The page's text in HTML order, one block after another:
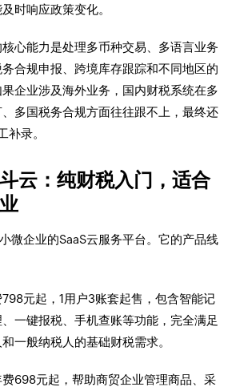
时响应政策变化。
核心能力是处理多币种交易、多语言业务
合规申报、跨境库存跟踪和不同地区的
企业涉及海外业务，国内财税系统在多
多国税务合规方面往往跟不上，最终还
补录。
云：纯财税入门，适合
微企业的SaaS云服务平台。它的产品线
元起，1用户3账套起售，包含智能记
一键报税、手机查账等功能，完全满足
一般纳税人的基础财税需求。
费698元起，帮助商贸企业管理商品、采